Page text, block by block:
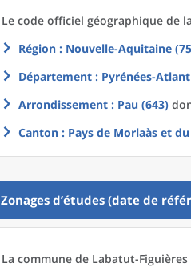
Le code officiel géographique de
Région : Nouvelle-Aquitaine
Département : Pyrénées-
Arrondissement : Pau (643)
Canton : Pays de Morlaàs et
Zonages d’études (date de
La commune de Labatut-